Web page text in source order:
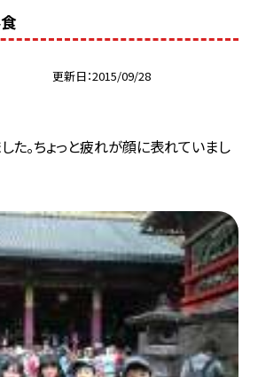
更新日 2015/09/28
た。ちょっと疲れが顔に表れていまし